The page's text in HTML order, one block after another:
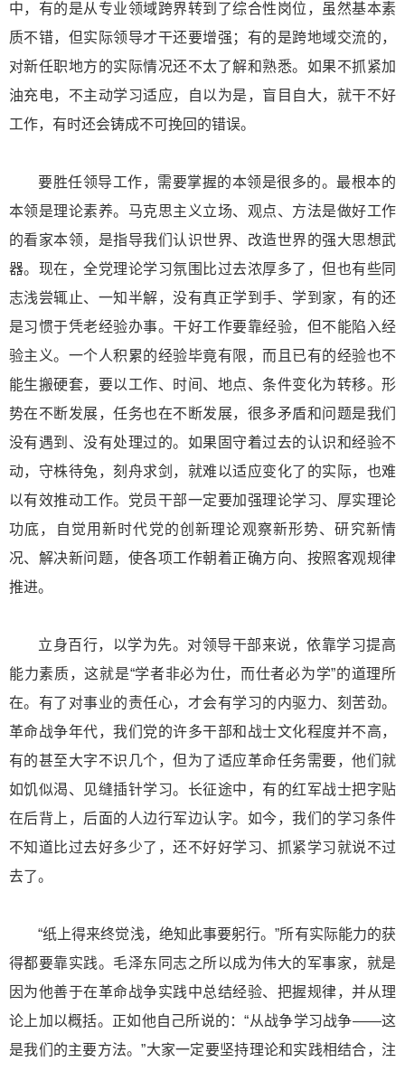
中，有的是从专业领域跨界转到了综合性岗位，虽然基本素
质不错，但实际领导才干还要增强；有的是跨地域交流的，
对新任职地方的实际情况还不太了解和熟悉。如果不抓紧加
油充电，不主动学习适应，自以为是，盲目自大，就干不好
工作，有时还会铸成不可挽回的错误。
要胜任领导工作，需要掌握的本领是很多的。最根本的
本领是理论素养。马克思主义立场、观点、方法是做好工作
的看家本领，是指导我们认识世界、改造世界的强大思想武
器。现在，全党理论学习氛围比过去浓厚多了，但也有些同
志浅尝辄止、一知半解，没有真正学到手、学到家，有的还
是习惯于凭老经验办事。干好工作要靠经验，但不能陷入经
验主义。一个人积累的经验毕竟有限，而且已有的经验也不
能生搬硬套，要以工作、时间、地点、条件变化为转移。形
势在不断发展，任务也在不断发展，很多矛盾和问题是我们
没有遇到、没有处理过的。如果固守着过去的认识和经验不
动，守株待兔，刻舟求剑，就难以适应变化了的实际，也难
以有效推动工作。党员干部一定要加强理论学习、厚实理论
功底，自觉用新时代党的创新理论观察新形势、研究新情
况、解决新问题，使各项工作朝着正确方向、按照客观规律
推进。
立身百行，以学为先。对领导干部来说，依靠学习提高
能力素质，这就是“学者非必为仕，而仕者必为学”的道理所
在。有了对事业的责任心，才会有学习的内驱力、刻苦劲。
革命战争年代，我们党的许多干部和战士文化程度并不高，
有的甚至大字不识几个，但为了适应革命任务需要，他们就
如饥似渴、见缝插针学习。长征途中，有的红军战士把字贴
在后背上，后面的人边行军边认字。如今，我们的学习条件
不知道比过去好多少了，还不好好学习、抓紧学习就说不过
去了。
“纸上得来终觉浅，绝知此事要躬行。”所有实际能力的获
得都要靠实践。毛泽东同志之所以成为伟大的军事家，就是
因为他善于在革命战争实践中总结经验、把握规律，并从理
论上加以概括。正如他自己所说的：“从战争学习战争——这
是我们的主要方法。”大家一定要坚持理论和实践相结合，注